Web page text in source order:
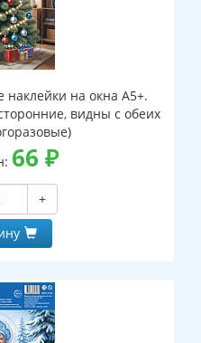
на окна А5+.
видны с обеих
66 ₽
+